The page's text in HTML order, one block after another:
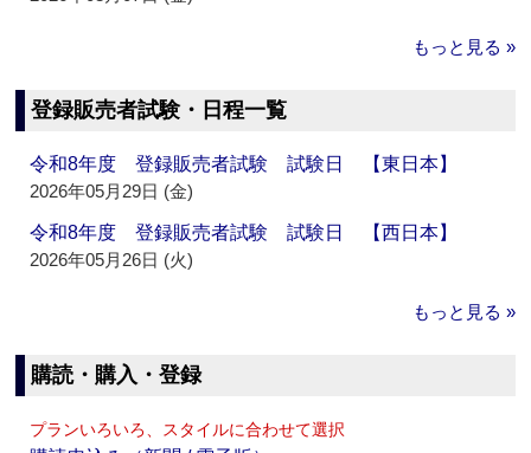
もっと見る »
登録販売者試験・日程一覧
令和8年度 登録販売者試験 試験日 【東日本】
2026年05月29日 (金)
令和8年度 登録販売者試験 試験日 【西日本】
2026年05月26日 (火)
もっと見る »
購読・購入・登録
プランいろいろ、スタイルに合わせて選択